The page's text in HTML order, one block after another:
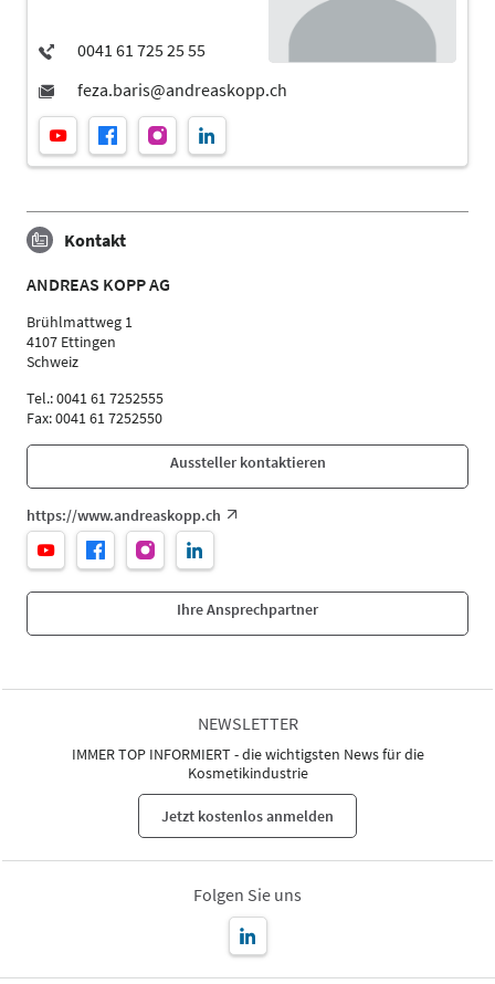
Kontakt
ANDREAS KOPP AG
Brühlmattweg 1
4107 Ettingen
Schweiz
Tel.: 0041 61 7252555
Fax: 0041 61 7252550
Aussteller kontaktieren
https://www.andreaskopp.ch
Ihre Ansprechpartner
NEWSLETTER
IMMER TOP INFORMIERT - die wichtigsten News für die
Kosmetikindustrie
Jetzt kostenlos anmelden
Folgen Sie uns